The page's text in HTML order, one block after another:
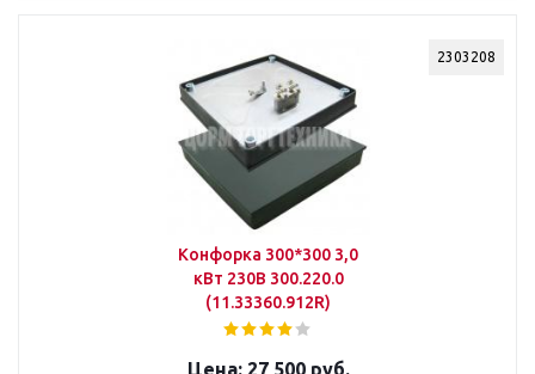
2303208
Конфорка 300*300 3,0
кВт 230В 300.220.0
(11.33360.912R)
27 500 руб.